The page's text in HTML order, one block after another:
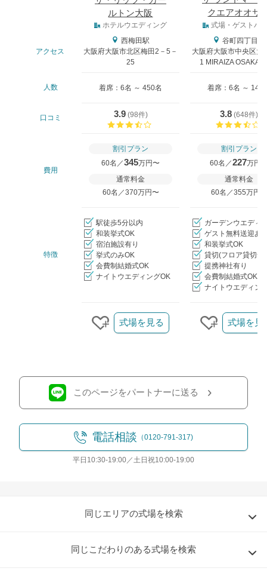
ルトン大阪
クエアオオサ
ホテルウエディング 式場・ゲストハ
アクセス
西梅田駅
大阪府大阪市北区梅田2－5－
25
谷町四丁目駅
大阪府大阪市中央区大
1 MIRAIZA OSAKA-
人数 着席：6名 ～ 450名 着席：6名 ～ 146
口コミ 3.9(98件)
3.8 (648件)
費用
割引プラン
60名／345万円〜
通常料金
60名／370万円〜
割引プラン
60名／227万円
通常料金
60名／355万円〜
特徴
駅徒歩5分以内
和装挙式OK
宿泊施設有り
挙式のみOK
会費制結婚式OK
ナイトウエディングOK
ガーデンウエディ
ゲスト無料送迎あ
和装挙式OK
貸切(フロア貸切含
提携神社有り
会費制結婚式OK
ナイトウエディン
クリップする
式場を見る
クリップす
式場を見
このページをパートナーに送る
電話相談 （0120-791-317)
平日10:30-19:00／土日祝10:00-19:00
同じエリアの式場を検索
同じこだわりのある式場を検索